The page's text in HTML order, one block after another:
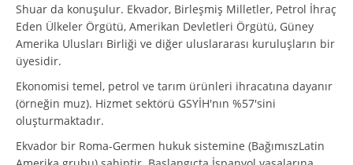
Shuar da konuşulur. Ekvador, Birleşmiş Milletler, Petrol İhraç
Eden Ülkeler Örgütü, Amerikan Devletleri Örgütü, Güney
Amerika Ulusları Birliği ve diğer uluslararası kuruluşların bir
üyesidir.
Ekonomisi temel, petrol ve tarım ürünleri ihracatına dayanır
(örneğin muz). Hizmet sektörü GSYİH'nın %57'sini
oluşturmaktadır.
Ekvador bir Roma-Germen hukuk sistemine (BağımıszLatin